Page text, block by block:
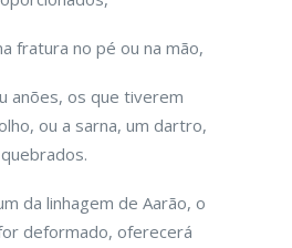
fratura no pé ou na mão,
anões, os que tiverem
ou a sarna, um dartro,
da linhagem de Aarão, o
deformado, oferecerá